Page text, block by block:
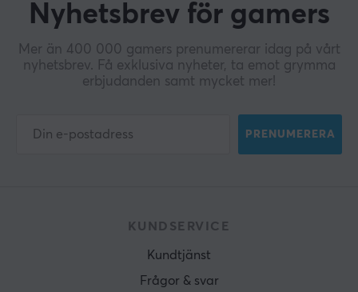
Nyhetsbrev för gamers
Mer än 400 000 gamers prenumererar idag på vårt
nyhetsbrev. Få exklusiva nyheter, ta emot grymma
erbjudanden samt mycket mer!
PRENUMERERA
KUNDSERVICE
Kundtjänst
Frågor & svar